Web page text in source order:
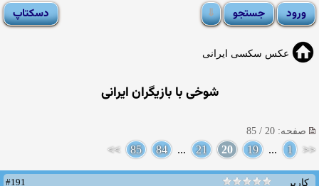
عکس سکسی ایرانی
شوخی با بازیگران ایرانی
صفحه: 20 / 85
<<
1
...
19
20
21
...
84
85
>>
کاربر
#191